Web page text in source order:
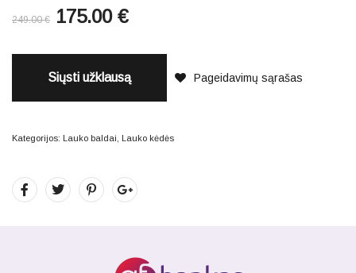
249.00€ 175.00 €
Siųsti užklausą Pageidavimų sąrašas
Kategorijos: Lauko baldai Lauko kėdės